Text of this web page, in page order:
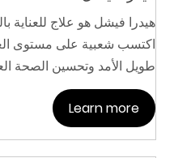
هيدرا فيشل هو علاج للعناية
اكتسب شعبية على مستوى
طويل الأمد وتحسين الصحة
Learn more